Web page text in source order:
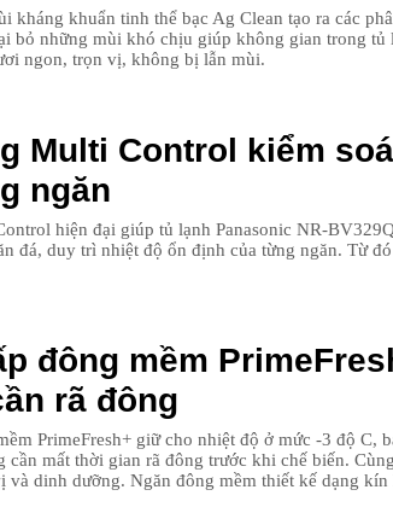
kháng khuẩn tinh thể bạc Ag Clean tạo ra các
bỏ những mùi khó chịu giúp không gian trong tủ
ngon, trọn vị, không bị lẫn mùi.
Multi Control kiểm
ngăn
hiện đại giúp tủ lạnh Panasonic NR-
đá, duy trì nhiệt độ ổn định của từng ngăn. Từ
đông mềm
rã đông
PrimeFresh+ giữ cho nhiệt độ ở mức -3 độ C,
cần mất thời gian rã đông trước khi chế biến.
và dinh dưỡng. Ngăn đông mềm thiết kế dạng